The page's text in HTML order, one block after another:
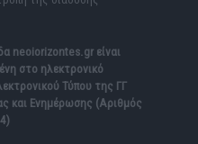
neoiorizontes.grείναι
στο ηλεκτρονικό
Τύπου της ΓΓ
και Ενημέρωσης (Αριθμός